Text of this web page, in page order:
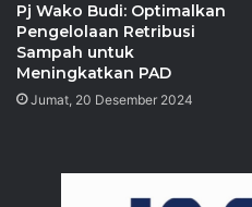
Pj Wako Budi: Optimalkan
Pengelolaan Retribusi
Sampah untuk
Meningkatkan PAD
Jumat, 20 Desember 2024